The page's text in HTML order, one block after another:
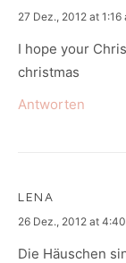
says:
27 Dez., 2012 at 1:16
I hope your
christmas
Antworten
LENA
says:
26 Dez., 2012 at
Die Häuschen